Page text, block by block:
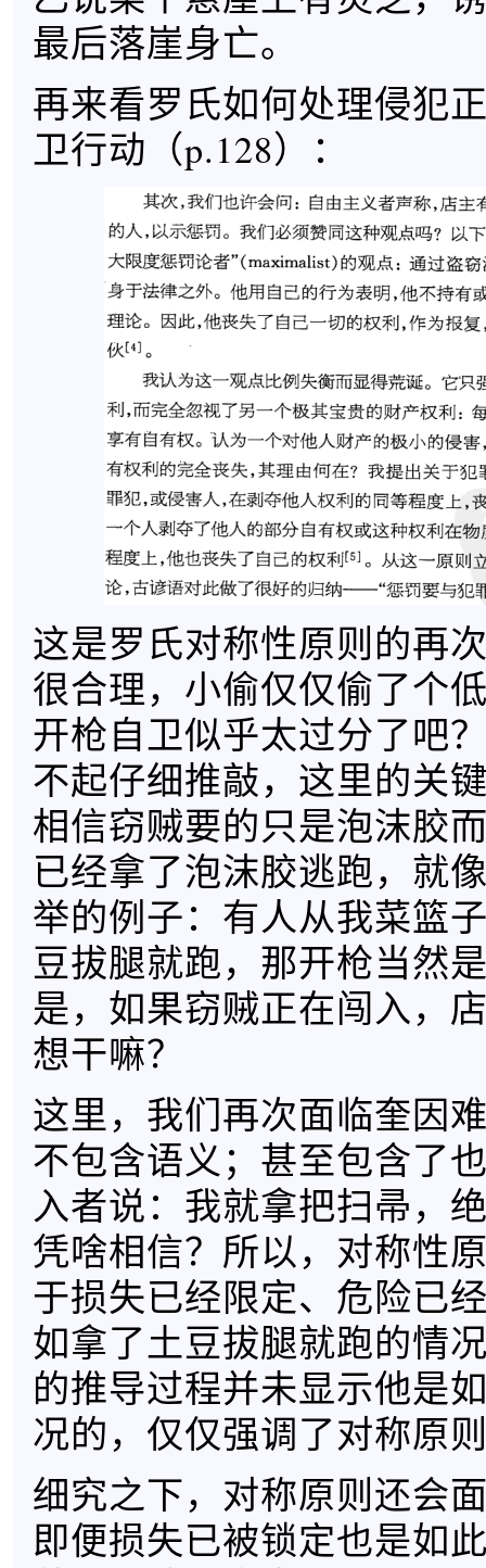
最后落崖身亡。
再来看罗氏如何处理侵犯
卫行动（p.128）：
这是罗氏对称性原则的再
很合理，小偷仅仅偷了个
开枪自卫似乎太过分了吧
不起仔细推敲，这里的关
相信窃贼要的只是泡沫胶
已经拿了泡沫胶逃跑，就
举的例子：有人从我菜篮
豆拔腿就跑，那开枪当然
是，如果窃贼正在闯入，
想干嘛？
这里，我们再次面临奎因
不包含语义；甚至包含了
入者说：我就拿把扫帚，
凭啥相信？所以，对称性
于损失已经限定、危险已
如拿了土豆拔腿就跑的情
的推导过程并未显示他是
况的，仅仅强调了对称原
细究之下，对称原则还会
即便损失已被锁定也是如